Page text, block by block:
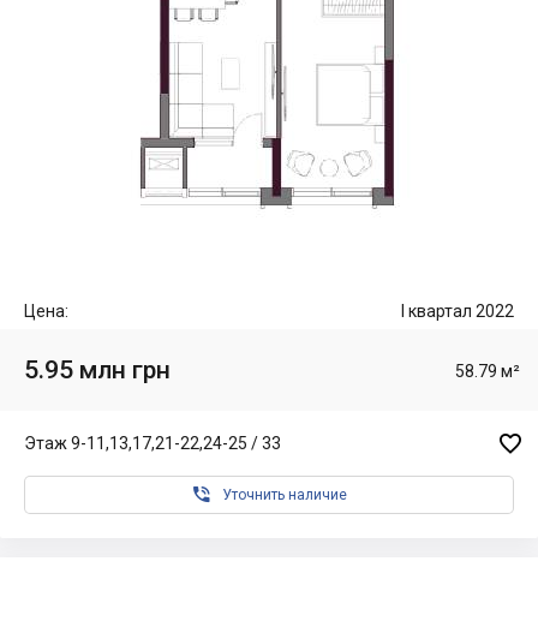
Цена: I квартал 2022
5.95 млн грн 58.79 м²
Этаж 9-11,13,17,21-22,24-25 / 33 
 Уточнить наличие